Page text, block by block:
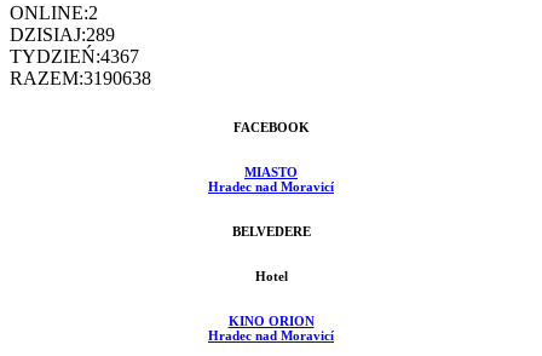
ONLINE:2
DZISIAJ:289
TYDZIEŃ:4367
RAZEM:3190638
FACEBOOK
MIASTO
Hradec nad Moravicí
BELVEDERE
Hotel
KINO ORION
Hradec nad Moravicí